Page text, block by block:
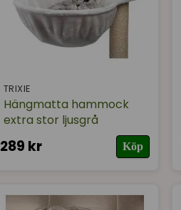
TRIXIE
Hängmatta hammock
extra stor ljusgrå
289 kr Köp